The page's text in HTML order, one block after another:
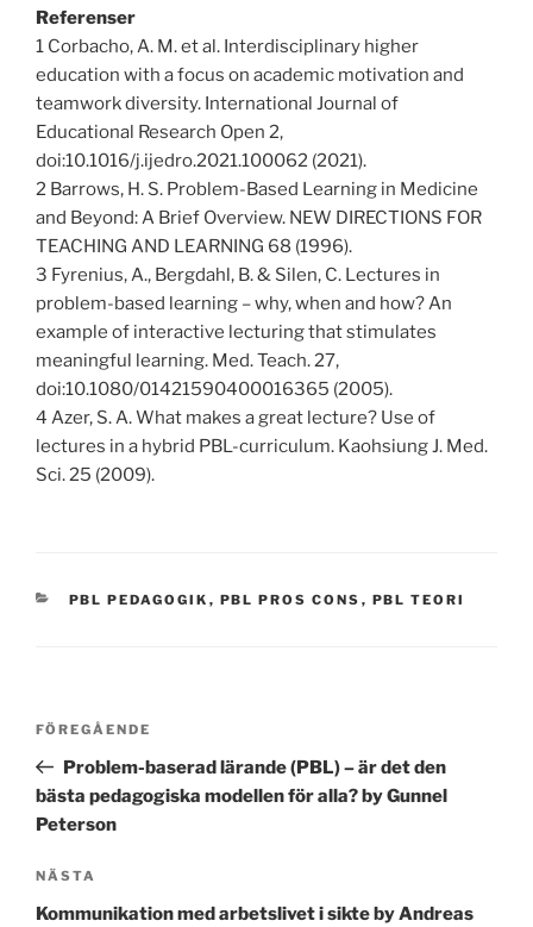
Referenser
1 Corbacho, A. M. et al. Interdisciplinary higher
education with a focus on academic motivation and
teamwork diversity. International Journal of
Educational Research Open 2,
doi:10.1016/j.ijedro.2021.100062 (2021).
2 Barrows, H. S. Problem-Based Learning in Medicine
and Beyond: A Brief Overview. NEW DIRECTIONS FOR
TEACHING AND LEARNING 68 (1996).
3 Fyrenius, A., Bergdahl, B. & Silen, C. Lectures in
problem-based learning – why, when and how? An
example of interactive lecturing that stimulates
meaningful learning. Med. Teach. 27,
doi:10.1080/01421590400016365 (2005).
4 Azer, S. A. What makes a great lecture? Use of
lectures in a hybrid PBL-curriculum. Kaohsiung J. Med.
Sci. 25 (2009).
KATEGORIER
PBL PEDAGOGIK , PBL PROS CONS , PBL TEORI
Inläggsnavigering
Föregående
inlägg
FÖREGÅENDE
Problem-baserad lärande (PBL) – är det den
bästa pedagogiska modellen för alla? by Gunnel
Peterson
Nästa
inlägg
NÄSTA
Kommunikation med arbetslivet i sikte by Andreas